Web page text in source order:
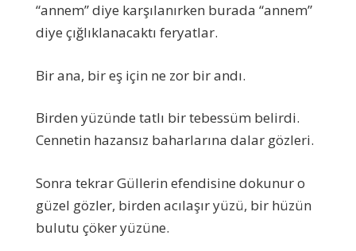
“annem” diye karşılanırken burada “annem”
diye çığlıklanacaktı feryatlar.
Bir ana, bir eş için ne zor bir andı.
Birden yüzünde tatlı bir tebessüm belirdi.
Cennetin hazansız baharlarına dalar gözleri.
Sonra tekrar Güllerin efendisine dokunur o
güzel gözler, birden acılaşır yüzü, bir hüzün
bulutu çöker yüzüne.